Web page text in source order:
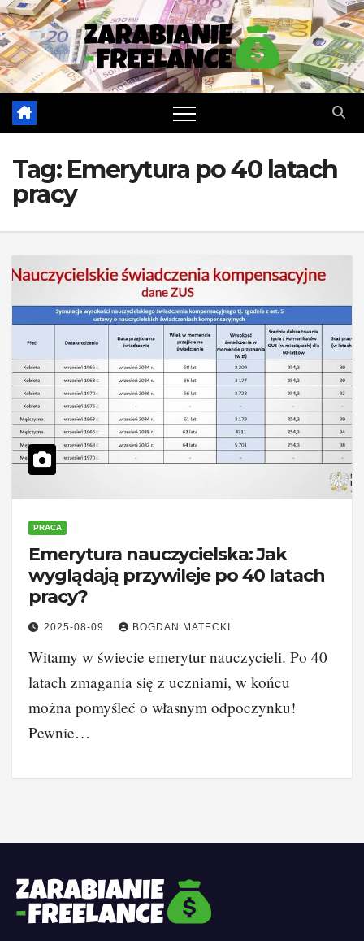
Skip
to
content
Tag: Emerytura po 40 latach
pracy
PRACA
Emerytura nauczycielska: Jak
wyglądają przywileje po 40 latach
pracy?
2025-08-09 BOGDAN MATECKI
Witamy w świecie emerytur nauczycieli. Po 40
latach zmagania się z uczniami, w końcu
można pomyśleć o własnym odpoczynku!
Pewnie…